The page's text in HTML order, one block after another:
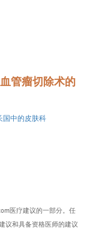
管瘤切除术的
国中的皮肤科
医疗建议的一部分。任
议和具备资格医师的建议